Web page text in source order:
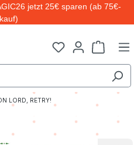
jetzt 25€ sparen (ab 75€-
LORD, RETRY!